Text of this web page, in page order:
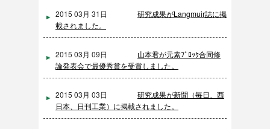
2015 03月 31日
研究成果がLangmuir誌に掲
載されました。
2015 03月 09日
山本君が元素ﾌﾞﾛｯｸ合同修
論発表会で最優秀賞を受賞しました。
2015 03月 03日
研究成果が新聞（毎日、西
日本、日刊工業）に掲載されました。